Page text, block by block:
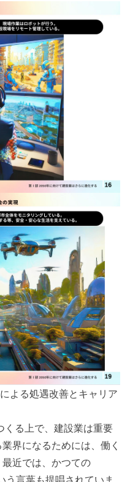
よる処遇改善とキャリア
くる上で、建設業は重要
界になるためには、働く
近では、かつての